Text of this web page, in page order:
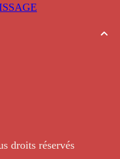
droits réservés